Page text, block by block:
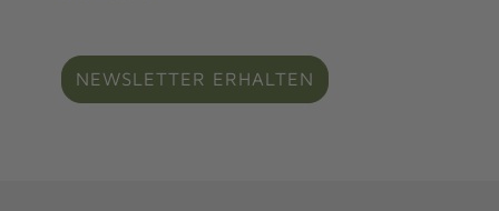
NEWSLETTER ERHALTEN